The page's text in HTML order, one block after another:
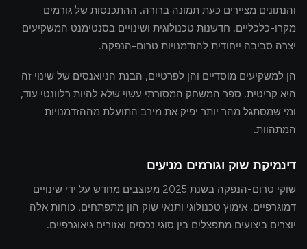
והנתונים מציירים כעת תמונה ברורה. ההתכנסות של גורמים
מקרו-כלכליים, חדשנות טכנולוגית ושינויים בסנטימנט המשקיעים
יצרה סביבה ייחודית להזדמנויות טרום-הנפקה.
הן למשקיעים מוסדיים והן לפרטיים, הבנת הניואנסים של שינוי זה
היא קריטית. ספר המשחק המסורתי עשוי שלא להיות רלוונטי עוד,
ומי שמסתגל מהר יותר יפיק את מירב התועלת מההזדמנויות
המתהוות.
דינמיקת שוק וגורמים מניעים
שוקי טרום-הנפקה בשנת 2025 מעוצבים מחדש על ידי שינויים
דמוגרפיים, אימוץ טכנולוגי ותנאי שוק הון מתפתחים. כוחות אלה
יוצרים ביצועים מתפצלים בין סוגי נכסים ואזורים גיאוגרפיים.